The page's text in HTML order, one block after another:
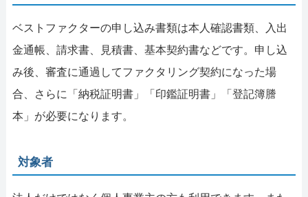
ベストファクターの申し込み書類は本人確認書類、入出
金通帳、請求書、見積書、基本契約書などです。申し込
み後、審査に通過してファクタリング契約になった場
合、さらに「納税証明書」「印鑑証明書」「登記簿謄
本」が必要になります。
対象者